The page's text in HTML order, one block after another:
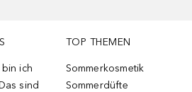
ich
sind
TOP THEMEN
Sommerkosmetik
Sommerdüfte